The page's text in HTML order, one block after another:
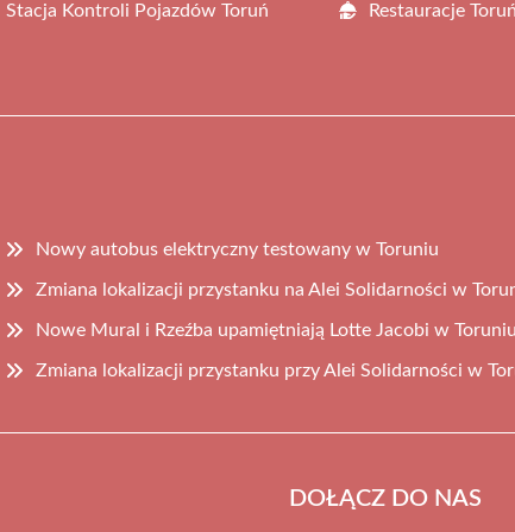
Stacja Kontroli Pojazdów Toruń Restauracje Toruń
Nowy autobus elektryczny testowany w Toruniu
Zmiana lokalizacji przystanku na Alei Solidarności w
Nowe Mural i Rzeźba upamiętniają Lotte Jacobi w Toruniu
Zmiana lokalizacji przystanku przy Alei Solidarności w
DOŁĄCZ DO NAS